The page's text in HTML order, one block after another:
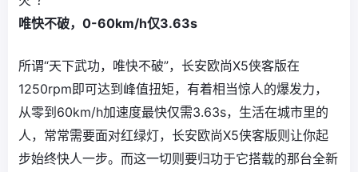
唯快不破，0-60km/h仅3.63s
所谓“天下武功，唯快不破”，长安欧尚X5侠客版在
1250rpm即可达到峰值扭矩，有着相当惊人的爆发力，
从零到60km/h加速度最快仅需3.63s，生活在城市里的
人，常常需要面对红绿灯，长安欧尚X5侠客版则让你起
步始终快人一步。而这一切则要归功于它搭载的那台全新